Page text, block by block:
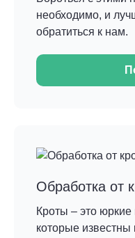
необходимо, и
обратиться к нам.
Обработка от
Кроты – это
которые известны